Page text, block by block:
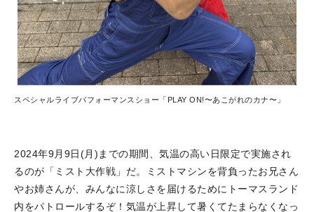
スペシャルライブパフォーマンスショー「PLAY ON!〜あこがれのカナ〜」
2024年9月9日(月)までの期間、気温の高い日限定で実施され
るのが「ミスト大作戦」だ。ミストマシンを背負ったお兄さん
やお姉さんが、みんなに涼しさを届けるためにトーマスランド
内をパトロールするぞ！気温が上昇して暑くてたまらなくなっ